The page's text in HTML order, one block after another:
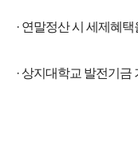
· 연말정산 시 세제혜
· 상지대학교 발전기